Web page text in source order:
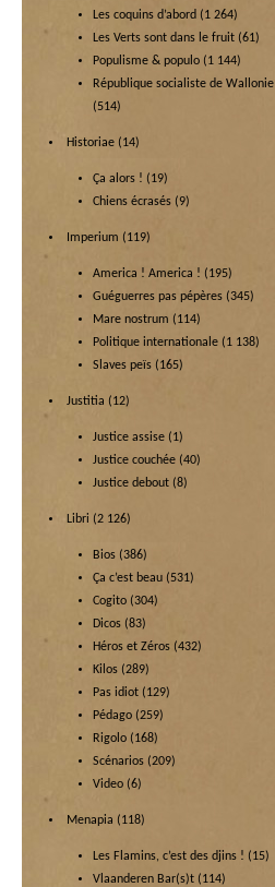
Les coquins d’abord (1 264)
Les Verts sont dans le fruit (61)
Populisme & populo (1 144)
République socialiste de Wallonie
(514)
Historiae (14)
Ça alors ! (19)
Chiens écrasés (9)
Imperium (119)
America ! America ! (195)
Guéguerres pas pépères (345)
Mare nostrum (114)
Politique internationale (1 138)
Slaves peïs (165)
Justitia (12)
Justice assise (1)
Justice couchée (40)
Justice debout (8)
Libri (2 126)
Bios (386)
Ça c’est beau (531)
Cogito (304)
Dicos (83)
Héros et Zéros (432)
Kilos (289)
Pas idiot (129)
Pédago (259)
Rigolo (168)
Scénarios (209)
Video (6)
Menapia (118)
Les Flamins, c’est des djins ! (15)
Vlaanderen Bar(s)t (114)